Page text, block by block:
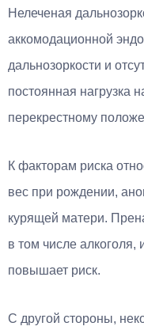
Нелеченая
аккомодационной
дальнозоркости и
постоянная нагрузка
перекрестному
К факторам риска
вес при рождении,
курящей матери.
в том числе алкоголя,
повышает риск.
С другой стороны,